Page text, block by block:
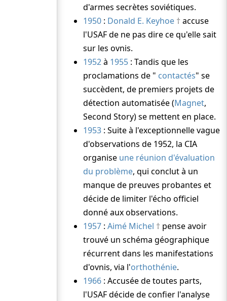
d'armes secrètes soviétiques.
1950 : Donald E. Keyhoe
accuse
l'USAF de ne pas dire ce qu'elle sait
sur les ovnis.
1952à 1955 : Tandis que les
proclamations de " contactés" se
succèdent, de premiers projets de
détection automatisée (Magnet,
Second Story) se mettent en place.
1953 : Suite à l'exceptionnelle vague
d'observations de 1952, la CIA
organise une réunion d'évaluation
du problème, qui conclut à un
manque de preuves probantes et
décide de limiter l'écho officiel
donné aux observations.
1957 :Aimé Michel
pense avoir
trouvé un schéma géographique
récurrent dans les manifestations
d'ovnis, via l'orthothénie.
1966 : Accusée de toutes parts,
l'USAF décide de confier l'analyse